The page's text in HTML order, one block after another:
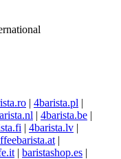
| 4barista.pl |
| 4barista.be |
| 4barista.lv |
|
| baristashop.es |